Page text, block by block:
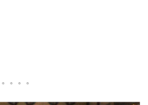
。。。